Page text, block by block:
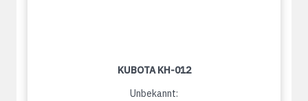
KUBOTA KH-012
Unbekannt: